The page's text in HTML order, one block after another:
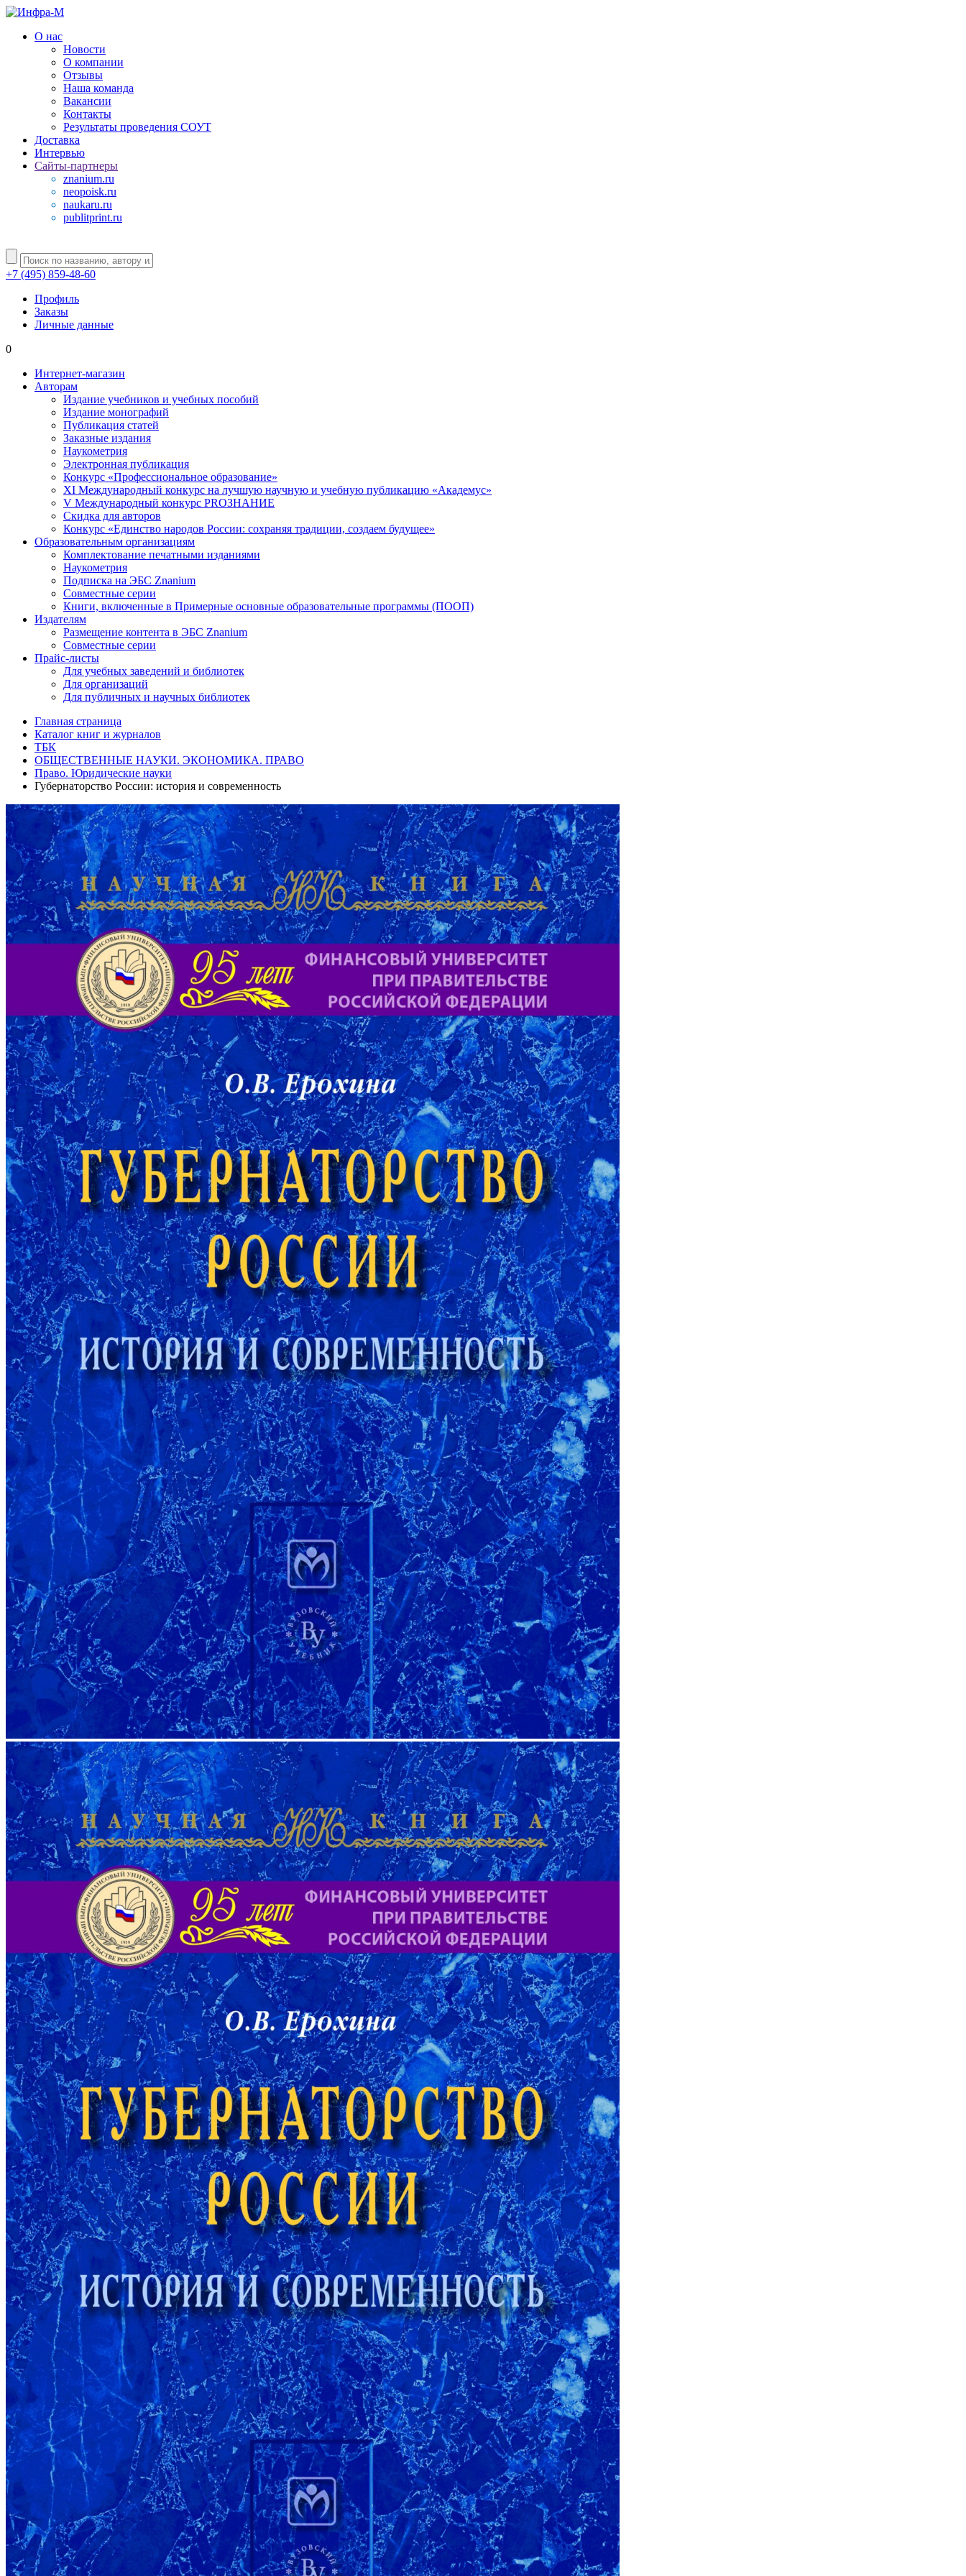
О нас
Новости
О компании
Отзывы
Наша команда
Вакансии
Контакты
Результаты проведения СОУТ
Доставка
Интервью
Сайты-партнеры
znanium.ru
neopoisk.ru
naukaru.ru
publitprint.ru
+7 (495) 859-48-60
Профиль
Заказы
Личные данные
0
Интернет-магазин
Авторам
Издание учебников и учебных пособий
Издание монографий
Публикация статей
Заказные издания
Наукометрия
Электронная публикация
Конкурс «Профессиональное образование»
XI Международный конкурс на лучшую научную и учебную публикацию «Академус»
V Международный конкурс PROЗНАНИЕ
Скидка для авторов
Конкурс «Единство народов России: сохраняя традиции, создаем будущее»
Образовательным организациям
Комплектование печатными изданиями
Наукометрия
Подписка на ЭБС Znanium
Совместные серии
Книги, включенные в Примерные основные образовательные программы (ПООП)
Издателям
Размещение контента в ЭБС Znanium
Совместные серии
Прайс-листы
Для учебных заведений и библиотек
Для организаций
Для публичных и научных библиотек
Главная страница
Каталог книг и журналов
ТБК
ОБЩЕСТВЕННЫЕ НАУКИ. ЭКОНОМИКА. ПРАВО
Право. Юридические науки
Губернаторство России: история и современность